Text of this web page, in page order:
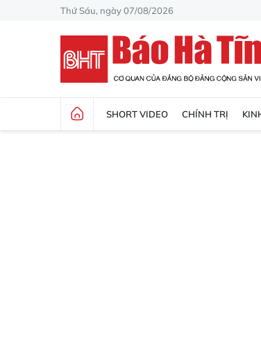
Thứ Sáu, ngày 07/08/2026
SHORT VIDEO CHÍNH TRỊ